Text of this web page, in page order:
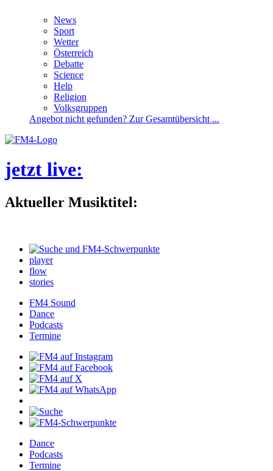
News
Sport
Wetter
Österreich
Debatte
Science
Help
Religion
Volksgruppen
Angebotnichtgefunden?ZurGesamtübersicht...
jetztlive:
AktuellerMusiktitel:
player
flow
stories
FM4Sound
Dance
Podcasts
Termine
Dance
Podcasts
Termine